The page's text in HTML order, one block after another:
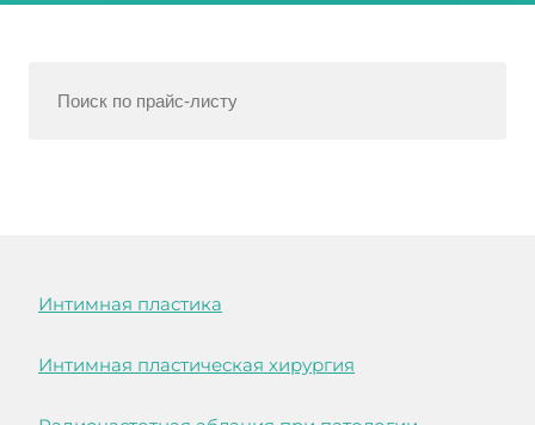
Интимная пластика
Интимная пластическая хирургия